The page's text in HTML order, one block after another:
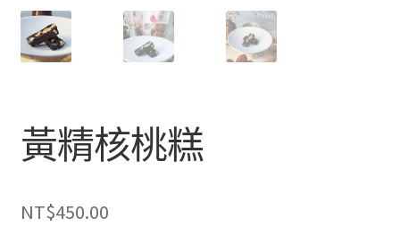
關於我們
黃精核桃糕
NT$450.00